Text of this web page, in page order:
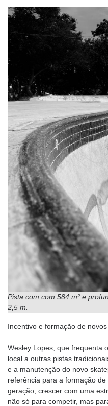
Pista com com 584 m² e
2,5 m.
Incentivo e formação de
Wesley Lopes, que frequenta
local a outras pistas
e a manutenção do novo
referência para a formação
geração, crescer com uma
não só para competir, mas